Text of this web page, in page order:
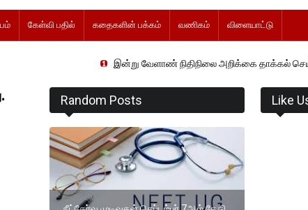
கேள்வி பதில் கதைகளின் பக்கம் வணிகம் விளையாட்டு
இன்று வேளாண் நிதிநிலை அறிக்கை தாக்கல் செய்து வேளாண்
Random Posts Like